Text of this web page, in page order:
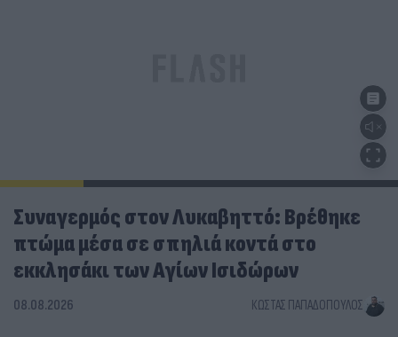
Συναγερμός στον Λυκαβηττό: Βρέθηκε
πτώμα μέσα σε σπηλιά κοντά στο
εκκλησάκι των Αγίων Ισιδώρων
08.08.2026 ΚΏΣΤΑΣ ΠΑΠΑΔΌΠΟΥΛΟΣ